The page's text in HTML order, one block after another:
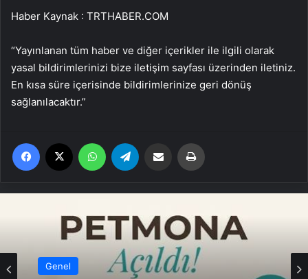
Haber Kaynak : TRTHABER.COM
“Yayınlanan tüm haber ve diğer içerikler ile ilgili olarak
yasal bildirimlerinizi bize iletişim sayfası üzerinden iletiniz.
En kısa süre içerisinde bildirimlerinize geri dönüş
sağlanılacaktır.”
Facebook WhatsApp Email'den paylaş
Genel